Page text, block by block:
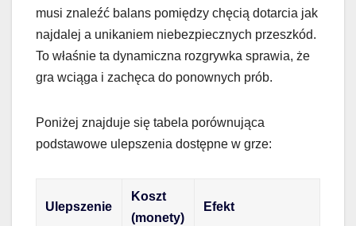
musi znaleźć balans pomiędzy chęcią dotarcia jak
najdalej a unikaniem niebezpiecznych przeszkód.
To właśnie ta dynamiczna rozgrywka sprawia, że
gra wciąga i zachęca do ponownych prób.
Poniżej znajduje się tabela porównująca
podstawowe ulepszenia dostępne w grze:
Ulepszenie
Koszt
(monety)
Efekt